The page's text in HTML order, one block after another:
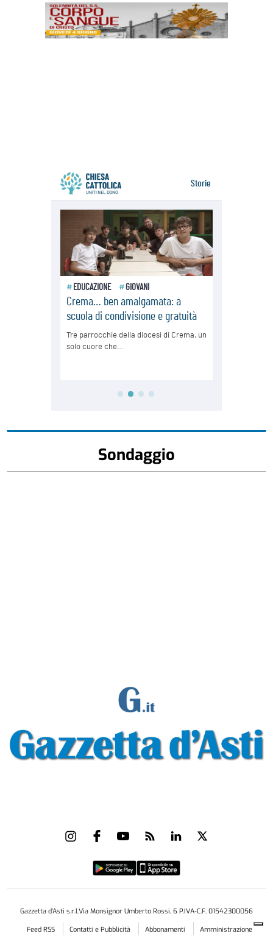
Sondaggio
Gazzetta d'Asti s.r.l.Via Monsignor Umberto Rossi, 6 P.IVA-C.F. 01542300056
Feed RSS
Contatti e Pubblicità Abbonamenti
Amministrazione